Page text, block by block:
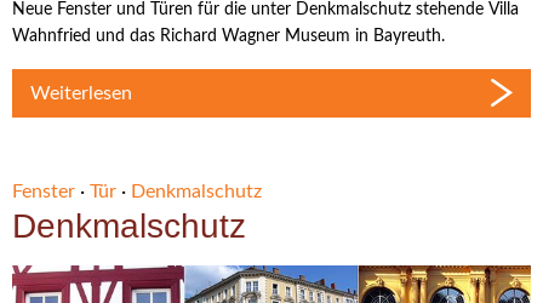
Neue Fenster und Türen für die unter Denkmalschutz stehende Villa
Wahnfried und das Richard Wagner Museum in Bayreuth.
Weiterlesen
Fenster · Tür · Denkmalschutz
Denkmalschutz